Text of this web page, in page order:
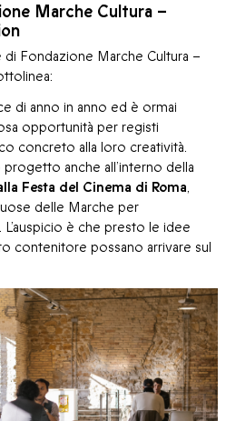
Marche Cultura –
di Fondazione Marche Cultura –
di anno in anno ed è ormai
opportunità per registi
concreto alla loro creatività.
anche all’interno della
Festa del Cinema di Roma,
delle Marche per
è che presto le idee
contenitore possano arrivare sul